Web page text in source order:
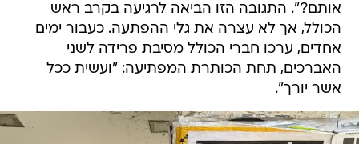
אותם?". התגובה הזו הביאה לרגיעה בקרב ראש
הכולל, אך לא עצרה את גלי ההפתעה. כעבור ימים
אחדים, ערכו חברי הכולל מסיבת פרידה לשני
האברכים, תחת הכותרת המפתיעה: "ועשית ככל
אשר יורך".